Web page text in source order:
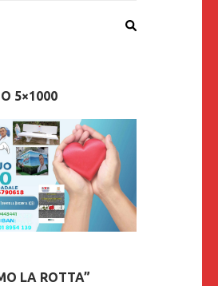
5×1000
LA ROTTA”